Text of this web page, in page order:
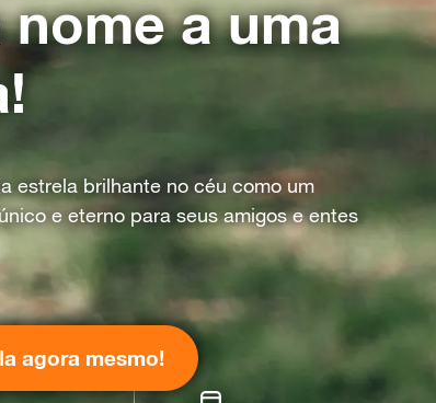
nome a uma
estrela brilhante no céu como um
e eterno para seus amigos e entes
agora mesmo!